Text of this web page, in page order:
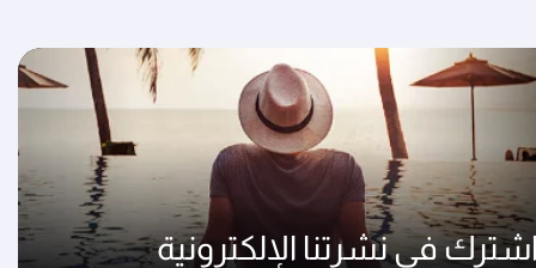
في نشرتنا الإلكترونية